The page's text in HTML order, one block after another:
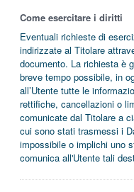
Come esercitare i diritti
Eventuali richieste di
indirizzate al Titolare
documento. La richiesta è
breve tempo possibile, in
all’Utente tutte le
rettifiche, cancellazioni o
comunicate dal Titolare a
cui sono stati trasmessi i
impossibile o implichi uno
comunica all'Utente tali